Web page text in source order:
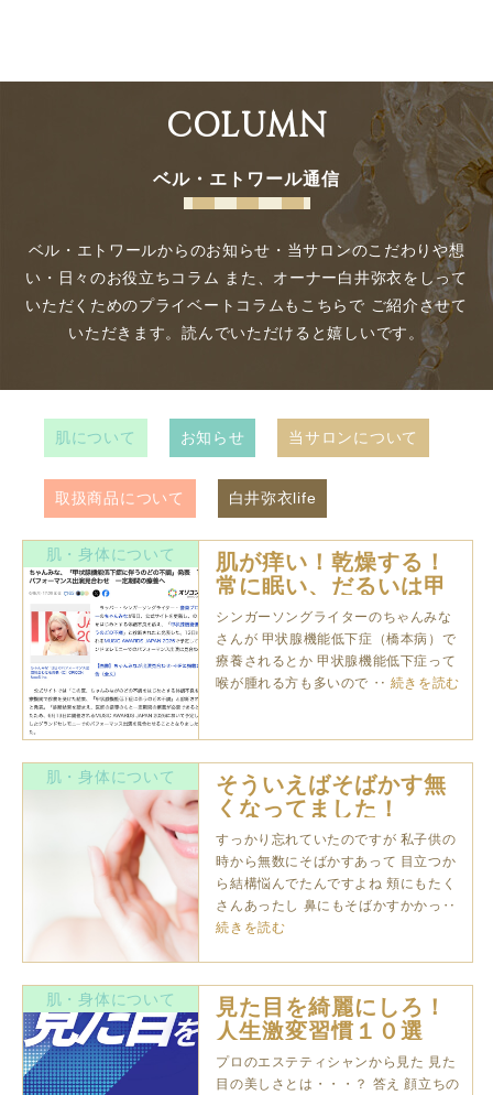
COLUMN
ベル・エトワール通信
ベル・エトワールからのお知らせ・当サロンのこだわりや想
い・日々のお役立ちコラム また、オーナー白井弥衣をしって
いただくためのプライベートコラムもこちらで ご紹介させて
いただきます。読んでいただけると嬉しいです。
肌について お知らせ 当サロンについて
取扱商品について 白井弥衣life
肌・身体について
肌が痒い！乾燥する！
常に眠い、だるいは甲
状腺機能低下症か
も・・・？
シンガーソングライターのちゃんみな
さんが 甲状腺機能低下症（橋本病）で
療養されるとか 甲状腺機能低下症って
喉が腫れる方も多いので ‥ 続きを読む
肌・身体について
そういえばそばかす無
くなってました！
すっかり忘れていたのですが 私子供の
時から無数にそばかすあって 目立つか
ら結構悩んでたんですよね 頬にもたく
さんあったし 鼻にもそばかすかかっ‥
続きを読む
肌・身体について
見た目を綺麗にしろ！
人生激変習慣１０選
プロのエステティシャンから見た 見た
目の美しさとは・・・？ 答え 顔立ちの